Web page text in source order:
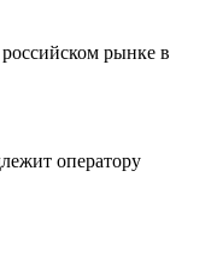
рынке в
оператору